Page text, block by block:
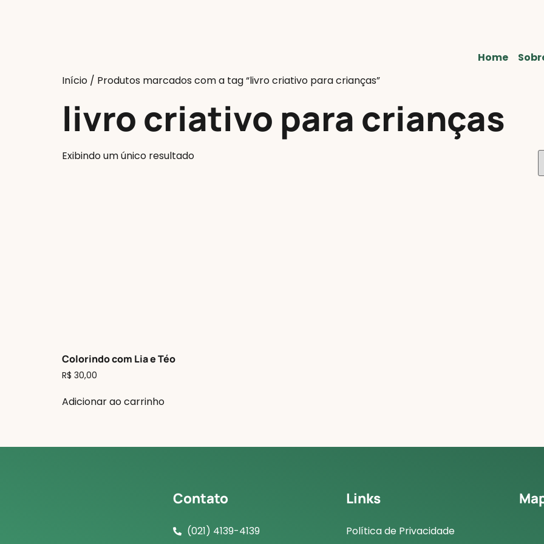
Home
Início / Produtos marcados com a tag “livro criativo para crianças”
livro criativo para crianças
Exibindo um único resultado
Colorindo com Lia e Téo
R$ 30,00
Adicionar ao carrinho
Contato
(021) 4139-4139
Links
Política de Privacidade